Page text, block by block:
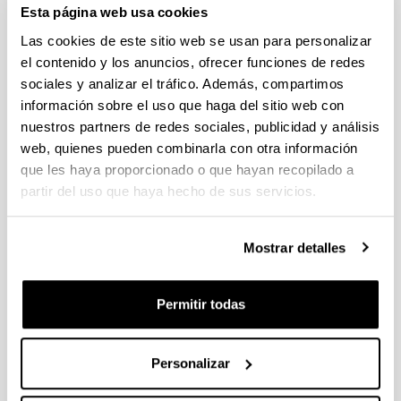
Esta página web usa cookies
Las cookies de este sitio web se usan para personalizar
el contenido y los anuncios, ofrecer funciones de redes
sociales y analizar el tráfico. Además, compartimos
información sobre el uso que haga del sitio web con
nuestros partners de redes sociales, publicidad y análisis
web, quienes pueden combinarla con otra información
que les haya proporcionado o que hayan recopilado a
partir del uso que haya hecho de sus servicios.
Mostrar detalles
Permitir todas
Personalizar
Hizkuntzalaritza eta Euskal Ikasketak Saila (HEIS) 2003.
urtean sortu zen oraingo egiturarekin. Bi jakintza-arlo
ditu barruan: Euskal Filologia eta Hizkuntzalaritza
Orokorra. Bere egoitza UPV/EHUko Letren Fakultatean
Publicador de contenidos
combustibles suben igual
Ya está en marcha EHUagora, la plataforma para
impulsar la participación de la comunidad universitaria
La exposición ‘El Mal. Auschwitz 1945 – Gaza 2025’